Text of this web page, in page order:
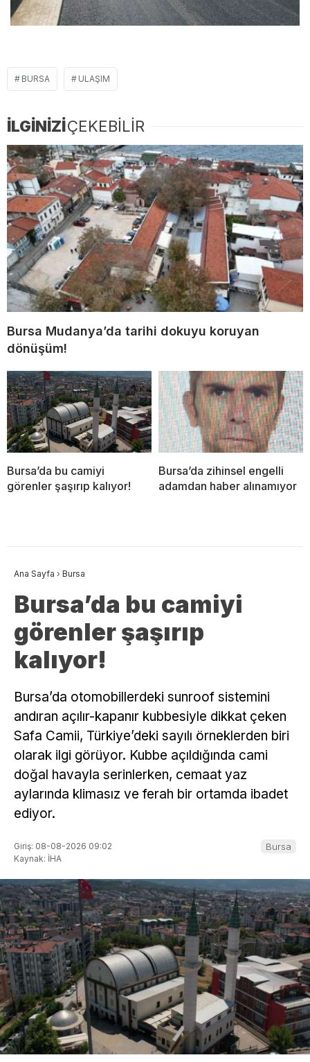
BURSA ULAŞIM
İLGİNİZİÇEKEBİLİR
Bursa Mudanya’da tarihi dokuyu koruyan
dönüşüm!
Bursa’da bu camiyi
görenler şaşırıp kalıyor!
Bursa’da zihinsel engelli
adamdan haber alınamıyor
Ana Sayfa › Bursa
Bursa’da bu camiyi
görenler şaşırıp
kalıyor!
Bursa’da otomobillerdeki sunroof sistemini
andıran açılır-kapanır kubbesiyle dikkat çeken
Safa Camii, Türkiye’deki sayılı örneklerden biri
olarak ilgi görüyor. Kubbe açıldığında cami
doğal havayla serinlerken, cemaat yaz
aylarında klimasız ve ferah bir ortamda ibadet
ediyor.
Giriş: 08-08-2026 09:02
Kaynak: İHA
Bursa